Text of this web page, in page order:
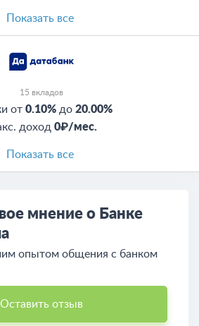
Показать все
15 вкладов
от 0.10% до 20.00%
доход 0₽/мес.
Показать все
мнение о Банке
опытом общения c банком
Оставить отзыв